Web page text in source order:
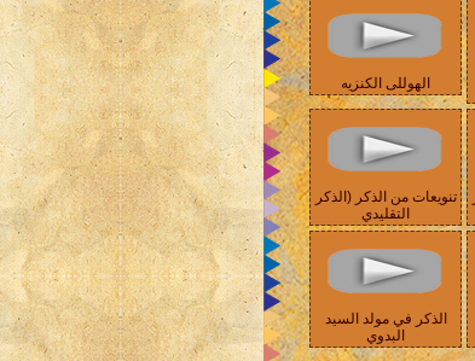
الهوللى الكنزيه
تنويعات من الذكر (الذكر
التقليدي
الذكر في مولد السيد
البدوي